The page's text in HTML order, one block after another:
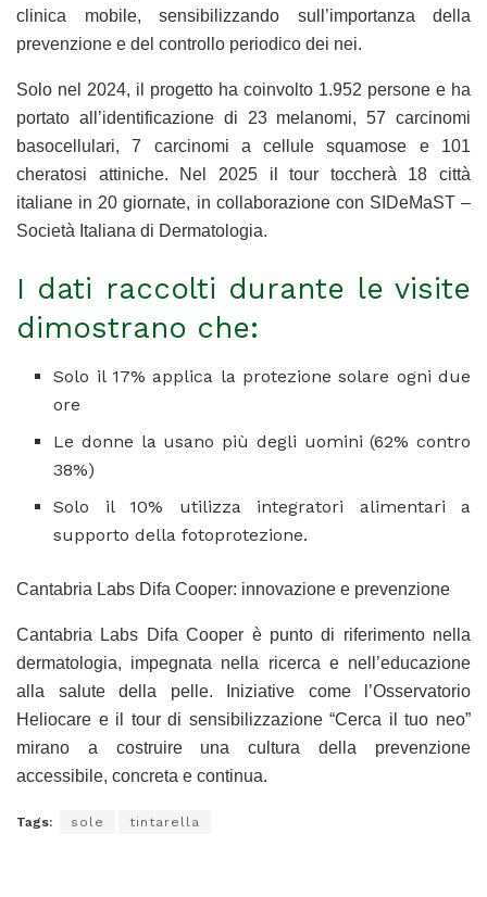
clinica mobile, sensibilizzando sull’importanza della
prevenzione e del controllo periodico dei nei.
Solo nel 2024, il progetto ha coinvolto 1.952 persone e ha
portato all’identificazione di 23 melanomi, 57 carcinomi
basocellulari, 7 carcinomi a cellule squamose e 101
cheratosi attiniche. Nel 2025 il tour toccherà 18 città
italiane in 20 giornate, in collaborazione con SIDeMaST –
Società Italiana di Dermatologia.
I dati raccolti durante le visite
dimostrano che:
Solo il 17% applica la protezione solare ogni due
ore
Le donne la usano più degli uomini (62% contro
38%)
Solo il 10% utilizza integratori alimentari a
supporto della fotoprotezione.
Cantabria Labs Difa Cooper: innovazione e prevenzione
Cantabria Labs Difa Cooper è punto di riferimento nella
dermatologia, impegnata nella ricerca e nell’educazione
alla salute della pelle. Iniziative come l’Osservatorio
Heliocare e il tour di sensibilizzazione “Cerca il tuo neo”
mirano a costruire una cultura della prevenzione
accessibile, concreta e continua.
Tags: sole tintarella